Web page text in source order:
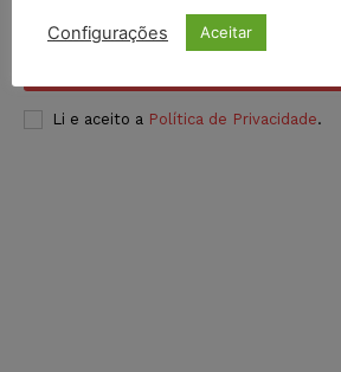
Li e aceito a Política de Privacidade.
Configurações Aceitar